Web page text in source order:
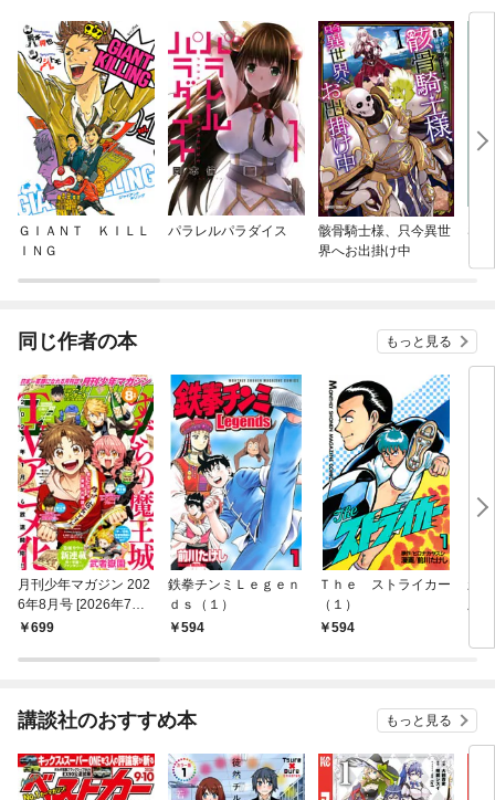
ＧＩＡＮＴ ＫＩＬＬ
ＩＮＧ
パラレルパラダイス
骸骨騎士様、只今異世
界へお出掛け中
同じ作者の本 もっと見る
月刊少年マガジン 202
6年8月号 [2026年7月6
日発売]
699
鉄拳チンミＬｅｇｅｎ
ｄｓ（１）
594
Ｔｈｅ ストライカー
（１）
594
新
版
講談社のおすすめ本 もっと見る